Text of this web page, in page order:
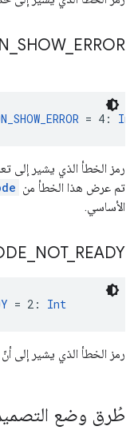
SHOW_ ERROR
= 4: Int
رمز الخطأ الذي يشير إلى
تم عرض هذا الخطأ من
الأساسي.
NOT_ READY
= 2: Int
رمز الخطأ الذي يشير إلى
طُرق وضع